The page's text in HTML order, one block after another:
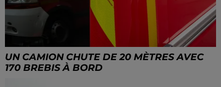
UN CAMION CHUTE DE 20 MÈTRES AVEC
170 BREBIS À BORD